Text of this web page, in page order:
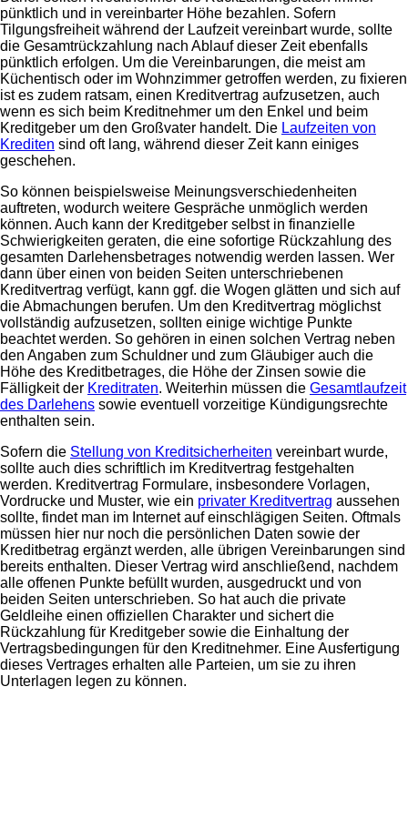
pünktlich und in vereinbarter Höhe bezahlen. Sofern
Tilgungsfreiheit während der Laufzeit vereinbart wurde, sollte
die Gesamtrückzahlung nach Ablauf dieser Zeit ebenfalls
pünktlich erfolgen. Um die Vereinbarungen, die meist am
Küchentisch oder im Wohnzimmer getroffen werden, zu fixieren
ist es zudem ratsam, einen Kreditvertrag aufzusetzen, auch
wenn es sich beim Kreditnehmer um den Enkel und beim
Kreditgeber um den Großvater handelt. Die Laufzeiten von
Krediten sind oft lang, während dieser Zeit kann einiges
geschehen.
So können beispielsweise Meinungsverschiedenheiten
auftreten, wodurch weitere Gespräche unmöglich werden
können. Auch kann der Kreditgeber selbst in finanzielle
Schwierigkeiten geraten, die eine sofortige Rückzahlung des
gesamten Darlehensbetrages notwendig werden lassen. Wer
dann über einen von beiden Seiten unterschriebenen
Kreditvertrag verfügt, kann ggf. die Wogen glätten und sich auf
die Abmachungen berufen. Um den Kreditvertrag möglichst
vollständig aufzusetzen, sollten einige wichtige Punkte
beachtet werden. So gehören in einen solchen Vertrag neben
den Angaben zum Schuldner und zum Gläubiger auch die
Höhe des Kreditbetrages, die Höhe der Zinsen sowie die
Fälligkeit der Kreditraten. Weiterhin müssen die Gesamtlaufzeit
des Darlehens sowie eventuell vorzeitige Kündigungsrechte
enthalten sein.
Sofern die Stellung von Kreditsicherheiten vereinbart wurde,
sollte auch dies schriftlich im Kreditvertrag festgehalten
werden. Kreditvertrag Formulare, insbesondere Vorlagen,
Vordrucke und Muster, wie ein privater Kreditvertrag aussehen
sollte, findet man im Internet auf einschlägigen Seiten. Oftmals
müssen hier nur noch die persönlichen Daten sowie der
Kreditbetrag ergänzt werden, alle übrigen Vereinbarungen sind
bereits enthalten. Dieser Vertrag wird anschließend, nachdem
alle offenen Punkte befüllt wurden, ausgedruckt und von
beiden Seiten unterschrieben. So hat auch die private
Geldleihe einen offiziellen Charakter und sichert die
Rückzahlung für Kreditgeber sowie die Einhaltung der
Vertragsbedingungen für den Kreditnehmer. Eine Ausfertigung
dieses Vertrages erhalten alle Parteien, um sie zu ihren
Unterlagen legen zu können.